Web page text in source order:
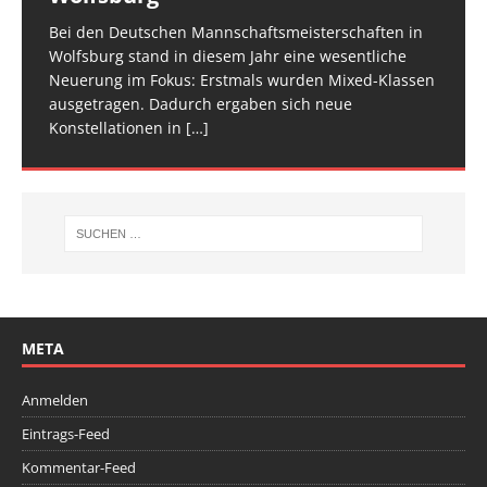
Bei den Deutschen Mannschaftsmeisterschaften in
Wolfsburg stand in diesem Jahr eine wesentliche
Neuerung im Fokus: Erstmals wurden Mixed-Klassen
ausgetragen. Dadurch ergaben sich neue
Konstellationen in […]
den Athletinnen und Athleten mehr Raum zu geben.
[…]
[…]
Am vergangenen Wochenende traf sich die deutsche
Spitze im Trampolinturnen in Biberach an der Riß
(Baden-Württemberg) zu einem hochkarätigen
Wettkampfwochenende: Am Samstag standen die
Deutschen[…]
META
Anmelden
Eintrags-Feed
Kommentar-Feed